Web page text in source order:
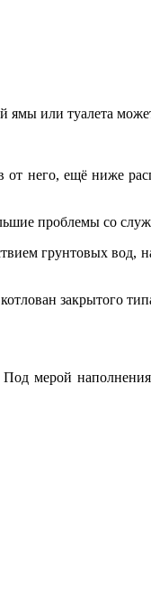
ямы или туалета
от него, ещё ниже
проблемы со
грунтовых вод,
закрытого
мерой наполнения